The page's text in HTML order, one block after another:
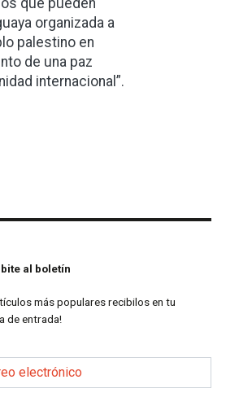
organizada a
palestino en
de una paz
internacional”.
al boletín
más populares recibilos en tu
de entrada!
electrónico